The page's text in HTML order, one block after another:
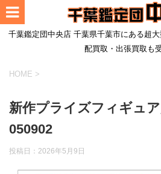
千葉鑑定団中央店 千葉県千葉市にある超
配買取・出張買取も
HOME >
新作プライズフィギュ
050902
投稿日： 2026年5月9日